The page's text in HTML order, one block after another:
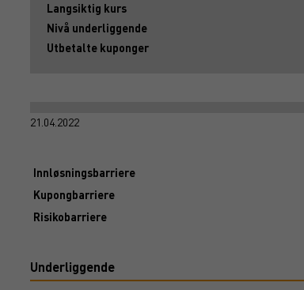
Langsiktig kurs
Nivå underliggende
Utbetalte kuponger
21.04.2022
Innløsningsbarriere
Kupongbarriere
Risikobarriere
Underliggende